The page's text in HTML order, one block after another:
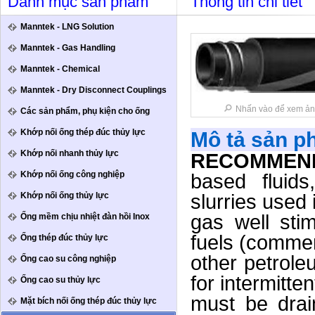
Manntek - LNG Solution
Manntek - Gas Handling
Manntek - Chemical
Manntek - Dry Disconnect Couplings
Các sản phẩm, phụ kiện cho ống
Khớp nối ống thép đúc thủy lực
Khớp nối nhanh thủy lực
Khớp nối ống công nghiệp
Khớp nối ống thủy lực
Ống mềm chịu nhiệt đàn hồi Inox
Ống thép đúc thủy lực
Ống cao su công nghiệp
Ống cao su thủy lực
Mặt bích nối ống thép đúc thủy lực
Nhấn vào để xem
Mô tả sản
based
slurries used
gas well
fuels
other
for
must be